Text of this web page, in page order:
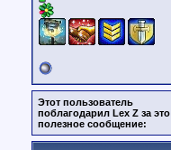
Этот пользователь
поблагодарил Lex Z за это
полезное сообщение: